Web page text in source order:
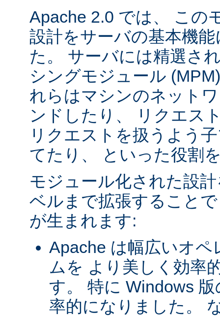
Apache 2.0 では、 この
設計をサーバの基本機
た。 サーバには精選さ
シングモジュール
れらはマシンのネット
ンドしたり、 リクエス
リクエストを扱うよう
てたり、 といった役割
モジュール化された設
ベルまで拡張すること
が生まれます:
Apache は幅広いオ
ムを より美しく効率
す。 特に Windows
率的になりました。